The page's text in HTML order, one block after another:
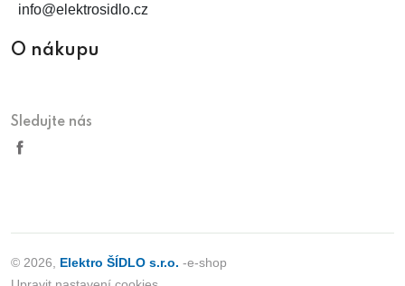
info@elektrosidlo.cz
O nákupu
Sledujte nás
© 2026, Elektro ŠÍDLO s.r.o. -e-shop